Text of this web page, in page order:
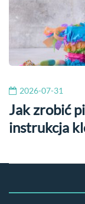
2026-07-31
Jak zrobić
instrukcja